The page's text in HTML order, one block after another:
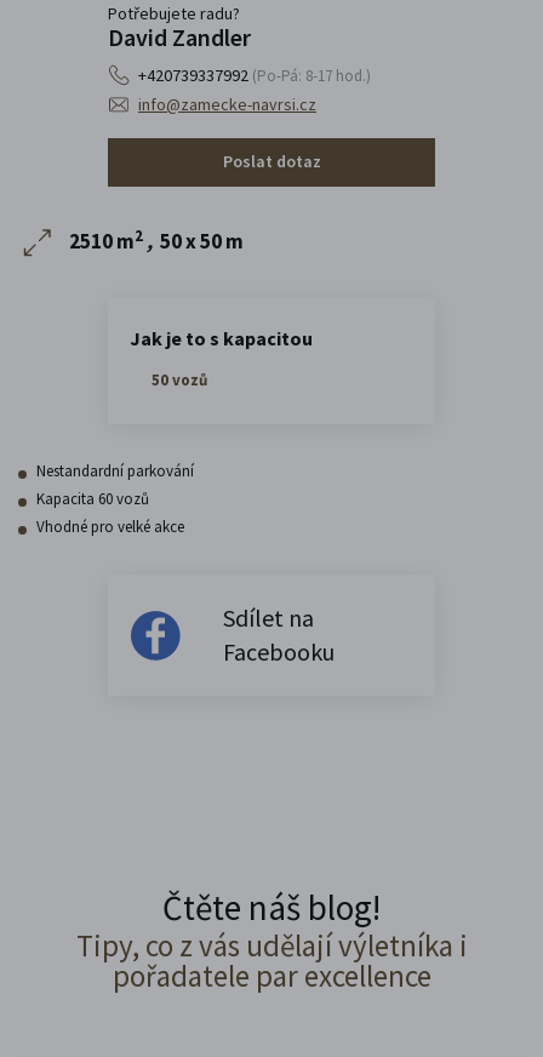
Potřebujete radu?
David Zandler
+420739337992 (Po-Pá: 8-17 hod.)
info@zamecke-navrsi.cz
Poslat dotaz
2510 m2 , 50 x 50 m
Jak je to s kapacitou
50 vozů
Nestandardní parkování
Kapacita 60 vozů
Vhodné pro velké akce
Sdílet na
Facebooku
Čtěte náš blog!
Tipy, co z vás udělají výletníka i
pořadatele par excellence